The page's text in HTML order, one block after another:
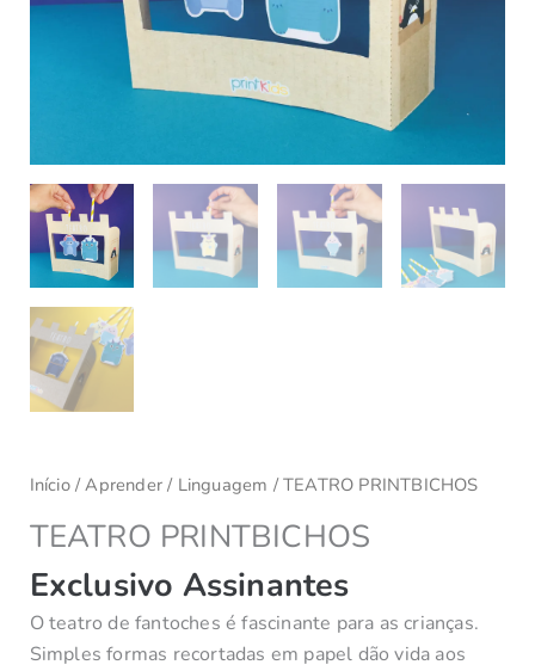
Início/Aprender / Linguagem / TEATRO PRINTBICHOS
TEATRO PRINTBICHOS
Exclusivo Assinantes
O teatro de fantoches é fascinante para as crianças.
Simples formas recortadas em papel dão vida aos